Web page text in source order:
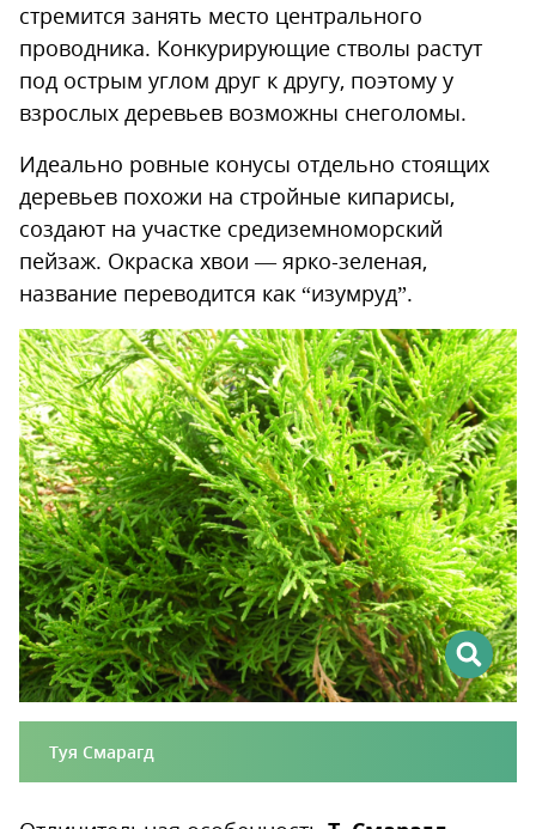
стремится занять место центрального
проводника. Конкурирующие стволы растут
под острым углом друг к другу, поэтому у
взрослых деревьев возможны снеголомы.
Идеально ровные конусы отдельно стоящих
деревьев похожи на стройные кипарисы,
создают на участке средиземноморский
пейзаж. Окраска хвои — ярко-зеленая,
название переводится как “изумруд”.
Туя Смарагд